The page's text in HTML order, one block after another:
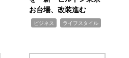
お台場、改装進む
ビジネス ライフスタイル